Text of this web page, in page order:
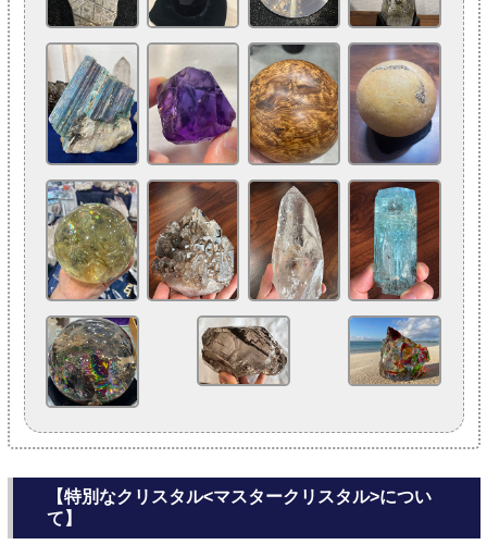
【特別なクリスタル<マスタークリスタル>につい
て】